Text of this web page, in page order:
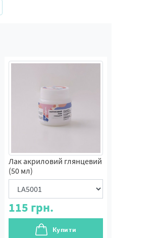
Лак акриловий глянцевий
(50 мл)
115 грн.
Купити